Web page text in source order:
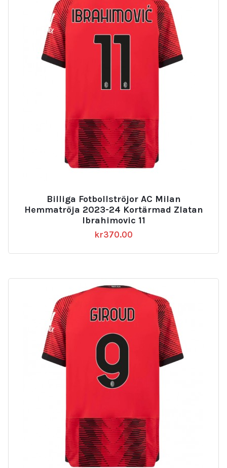
Billiga Fotbollströjor AC Milan
Hemmatröja 2023-24 Kortärmad Zlatan
Ibrahimovic 11
kr370.00